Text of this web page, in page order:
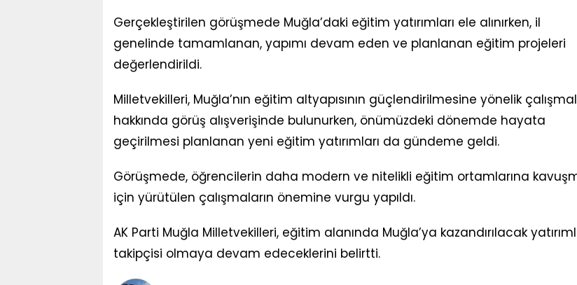
Gerçekleştirilen görüşmede Muğla’daki eğitim yatırımları ele alınırken, il
genelinde tamamlanan, yapımı devam eden ve planlanan eğitim projeleri
değerlendirildi.
Milletvekilleri, Muğla’nın eğitim altyapısının güçlendirilmesine yönelik
hakkında görüş alışverişinde bulunurken, önümüzdeki dönemde hayata
geçirilmesi planlanan yeni eğitim yatırımları da gündeme geldi.
Görüşmede, öğrencilerin daha modern ve nitelikli eğitim ortamlarına
için yürütülen çalışmaların önemine vurgu yapıldı.
AK Parti Muğla Milletvekilleri, eğitim alanında Muğla’ya kazandırılacak
takipçisi olmaya devam edeceklerini belirtti.